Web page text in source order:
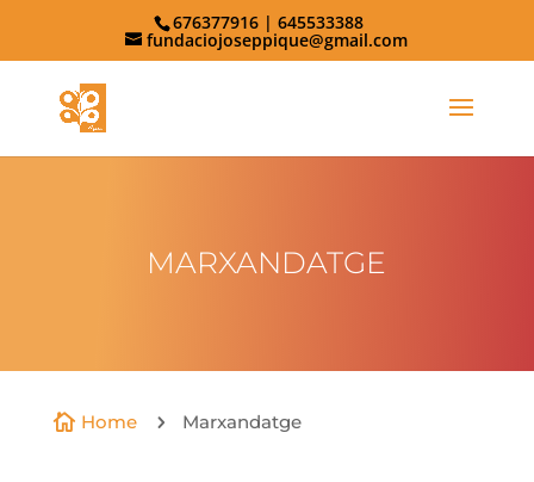
676377916 | 645533388
fundaciojoseppique@gmail.com
MARXANDATGE
 Home 5 Marxandatge